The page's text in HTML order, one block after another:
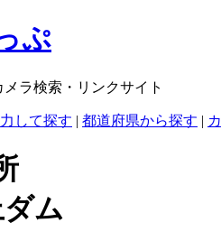
ぷ
ラ検索・リンクサイト
して探す | 都道府県から探す |
ム